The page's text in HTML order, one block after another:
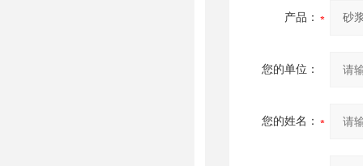
产品：
您的单位：
您的姓名：